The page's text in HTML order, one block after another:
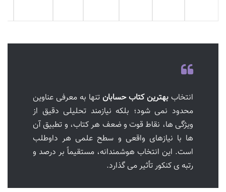
انتخاب بهترین کتاب حسابان تنها به معرفی عناوین
محدود نمی شود؛ بلکه نیازمند تحلیلی دقیق از
ویژگی ها، نقاط قوت و ضعف هر کتاب، و تطبیق آن
ها با نیازهای واقعی و سطح علمی هر داوطلب
است. این انتخاب هوشمندانه، مستقیماً بر درصد و
رتبه ی کنکور تأثیر می گذارد.